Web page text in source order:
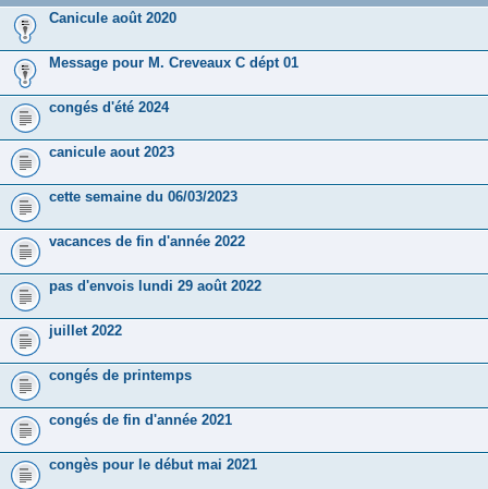
Canicule août 2020
Message pour M. Creveaux C dépt 01
congés d'été 2024
canicule aout 2023
cette semaine du 06/03/2023
vacances de fin d'année 2022
pas d'envois lundi 29 août 2022
juillet 2022
congés de printemps
congés de fin d'année 2021
congès pour le début mai 2021